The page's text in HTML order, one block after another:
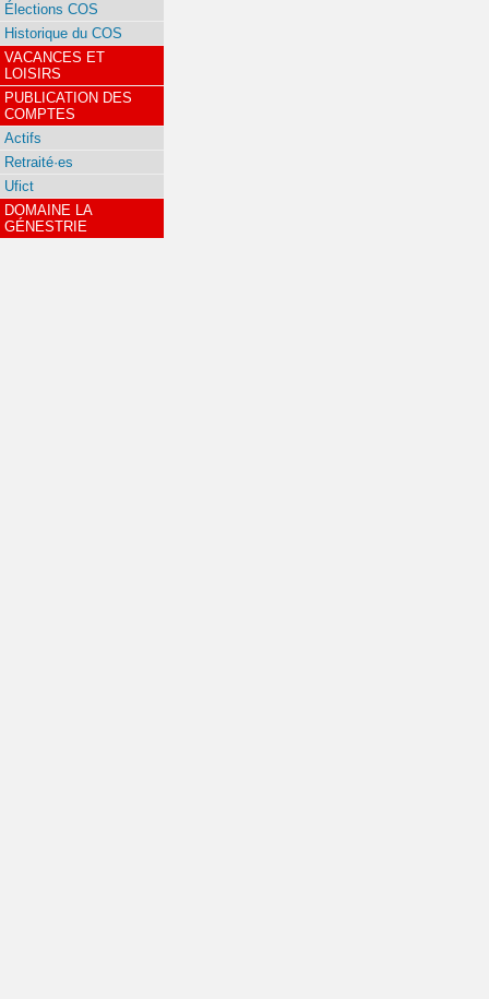
Élections COS
Historique du COS
VACANCES ET
LOISIRS
PUBLICATION DES
COMPTES
Actifs
Retraité·es
Ufict
DOMAINE LA
GÉNESTRIE